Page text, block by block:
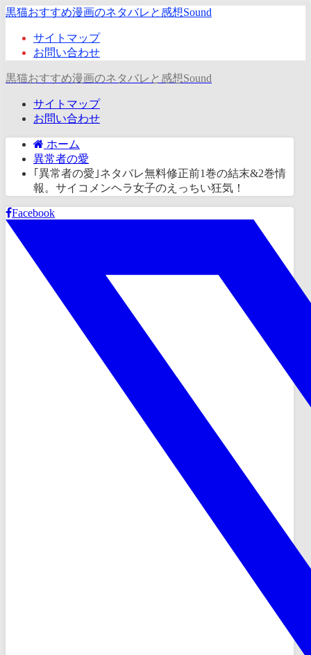
黒猫おすすめ漫画のネタバレと感想Sound
サイトマップ
お問い合わせ
黒猫おすすめ漫画のネタバレと感想Sound
サイトマップ
お問い合わせ
ホーム
異常者の愛
｢異常者の愛｣ネタバレ無料修正前1巻の結末&2巻情
報。サイコメンヘラ女子のえっちい狂気！
Facebook